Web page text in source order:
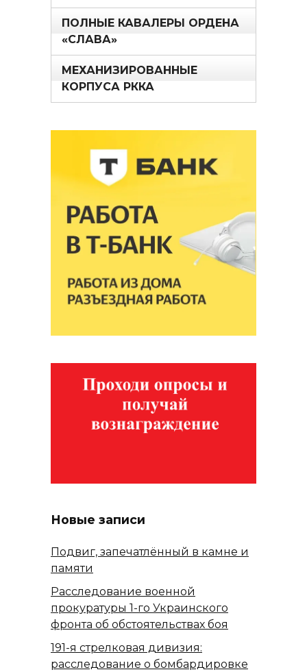
ПОЛНЫЕ КАВАЛЕРЫ ОРДЕНА
«СЛАВА»
МЕХАНИЗИРОВАННЫЕ
КОРПУСА РККА
Новые записи
Подвиг, запечатлённый в камне и
памяти
Расследование военной
прокуратуры 1-го Украинского
фронта об обстоятельствах боя
191-я стрелковая дивизия:
расследование о бомбардировке